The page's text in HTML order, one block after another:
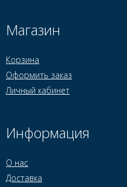
Магазин
Корзина
Оформить заказ
Личный кабинет
Информация
О нас
Доставка